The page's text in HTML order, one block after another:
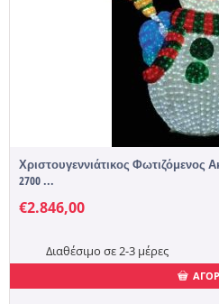
Χριστουγεννιάτικος Φωτιζόμενος
2700 ...
€2.846,00
Διαθέσιμο σε 2-3 μέρες